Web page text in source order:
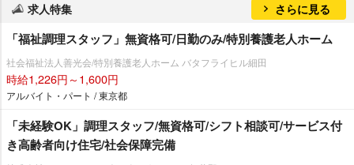
求人特集 さらに見る
「福祉調理スタッフ」無資格可/日勤のみ/特別養護老人ホーム
社会福祉法人善光会/特別養護老人ホーム バタフライヒル細田
時給1,226円～1,600円
アルバイト・パート / 東京都
「未経験OK」調理スタッフ/無資格可/シフト相談可/サービス付
き高齢者向け住宅/社会保障完備